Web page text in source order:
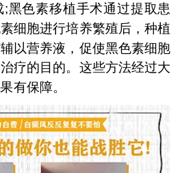
黑色素移植手术通过提取患
细胞进行培养繁殖后，种植
以营养液，促使黑色素细胞
疗的目的。这些方法经过大
有保障。